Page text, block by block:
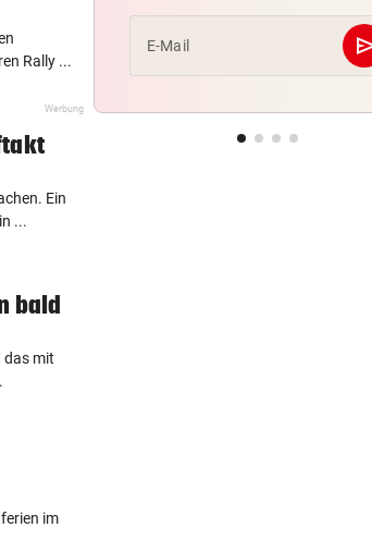
Rally ...
Werbung
Ein
...
bald
das mit
im
E-Mail